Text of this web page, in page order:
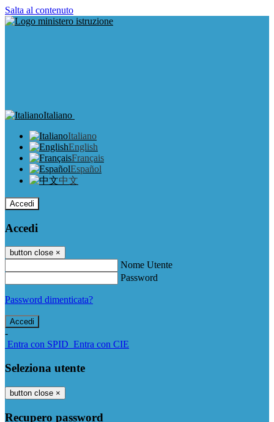
Salta al contenuto
Italiano
Italiano
English
Français
Español
中文
Accedi
Accedi
button close ×
Nome Utente
Password
Password dimenticata?
-
Entra con SPID Entra con CIE
Seleziona utente
button close ×
Recupero password